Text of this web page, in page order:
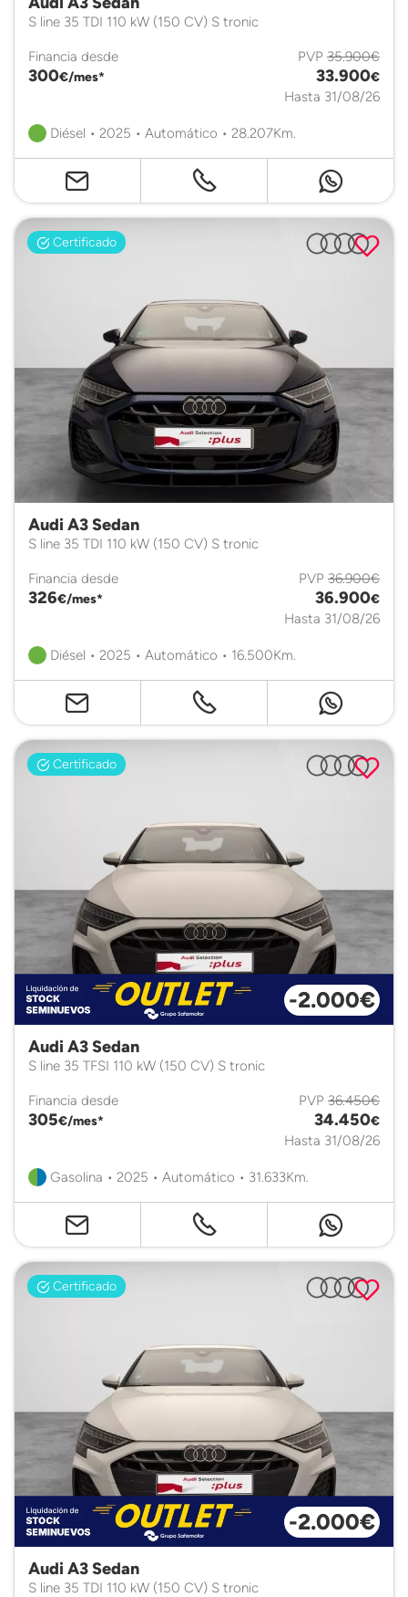
S line 35 TDI 110 kW (150 CV) S tronic
Financia desde
300€/mes*
PVP 35.900€
33.900€
Hasta 31/08/26
Diésel • 2025 • Automático • 28.207Km.
Certificado
Audi A3 Sedan
S line 35 TDI 110 kW (150 CV) S tronic
Financia desde
326€/mes*
PVP 36.900€
36.900€
Hasta 31/08/26
Diésel • 2025 • Automático • 16.500Km.
Certificado
-2.000€
Audi A3 Sedan
S line 35 TFSI 110 kW (150 CV) S tronic
Financia desde
305€/mes*
PVP 36.450€
34.450€
Hasta 31/08/26
Gasolina • 2025 • Automático • 31.633Km.
Certificado
-2.000€
Audi A3 Sedan
S line 35 TDI 110 kW (150 CV) S tronic